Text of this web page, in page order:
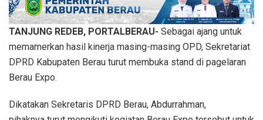
TANJUNG REDEB, PORTALBERAU- Sebagai ajang untuk
memamerkan hasil kinerja masing-masing OPD, Sekretariat
DPRD Kabupaten Berau turut membuka stand di pagelaran
Berau Expo.
Dikatakan Sekretaris DPRD Berau, Abdurrahman,